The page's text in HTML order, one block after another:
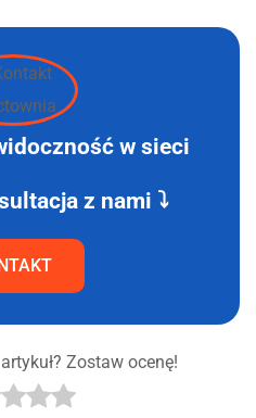
w sieci
z nami ⤵
Zostaw ocenę!